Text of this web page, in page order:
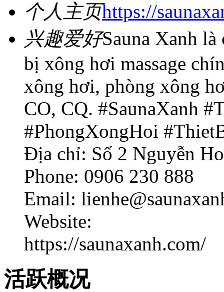
个人主页https://
兴趣爱好Sauna Xanh
bị xông hơi massage
xông hơi, phòng xông
CO, CQ. #SaunaXanh
#PhongXongHoi
Địa chỉ: Số 2 Nguyễn
Phone: 0906 230 888
Email:
Website:
https://saunaxanh.com/
活跃概况